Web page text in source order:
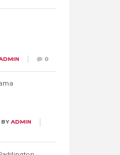
0
BYADMIN